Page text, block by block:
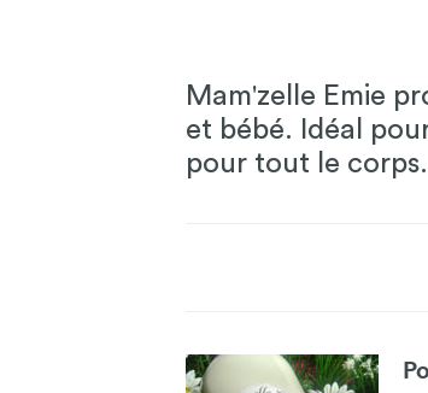
Mam'zelle Emie
et bébé. Idéal
pour tout le corps.